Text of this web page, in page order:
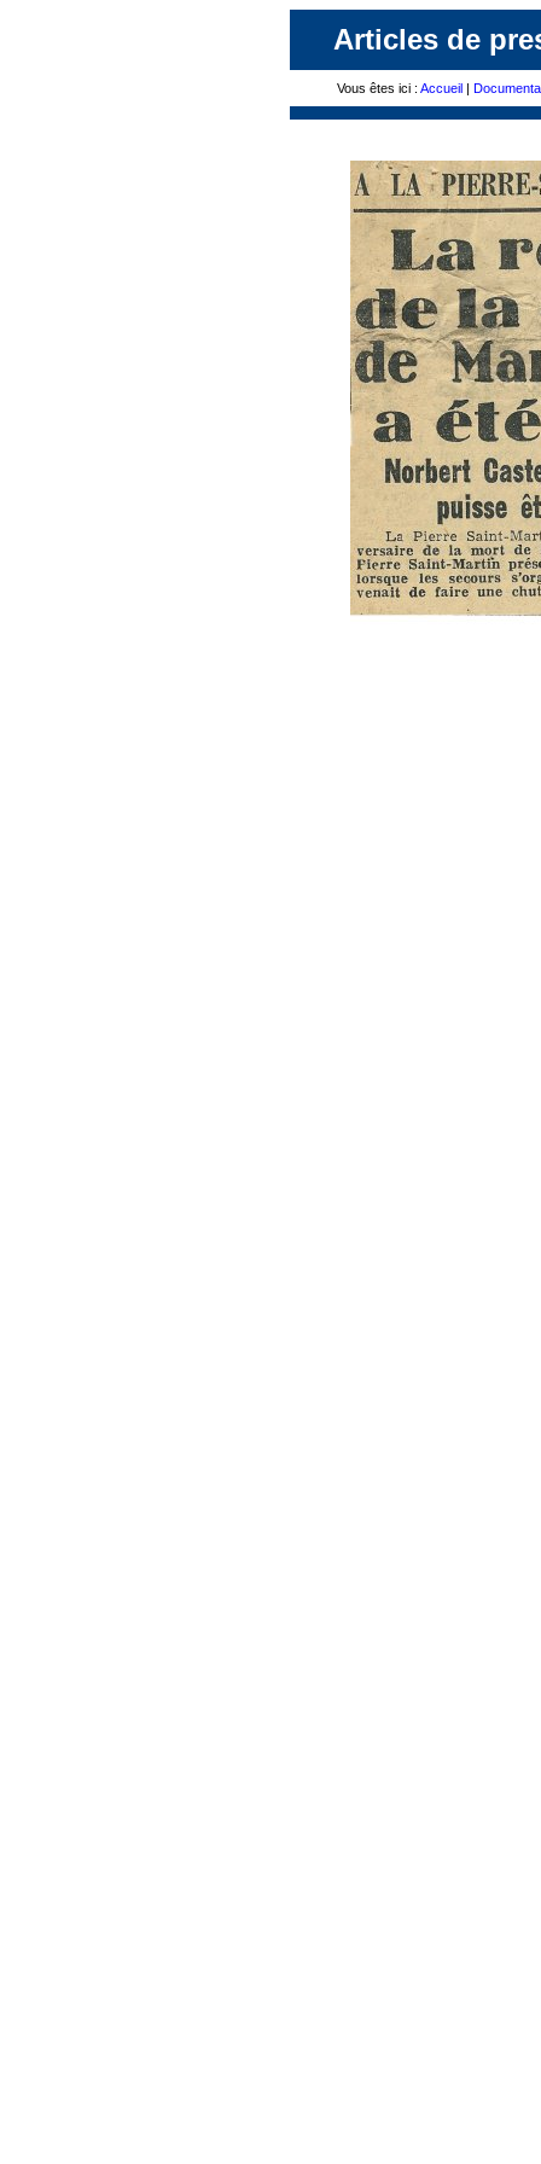
Articles de
Vous êtes ici : Accueil |